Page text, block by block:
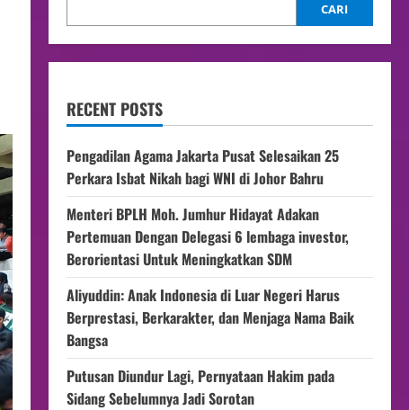
CARI
RECENT POSTS
Pengadilan Agama Jakarta Pusat Selesaikan 25
Perkara Isbat Nikah bagi WNI di Johor Bahru
Menteri BPLH Moh. Jumhur Hidayat Adakan
Pertemuan Dengan Delegasi 6 lembaga investor,
Berorientasi Untuk Meningkatkan SDM
Aliyuddin: Anak Indonesia di Luar Negeri Harus
Berprestasi, Berkarakter, dan Menjaga Nama Baik
Bangsa
Putusan Diundur Lagi, Pernyataan Hakim pada
Sidang Sebelumnya Jadi Sorotan